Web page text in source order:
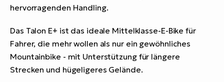
hervorragenden Handling.
Das Talon E+ ist das ideale Mittelklasse-E-Bike für
Fahrer, die mehr wollen als nur ein gewöhnliches
Mountainbike - mit Unterstützung für längere
Strecken und hügeligeres Gelände.